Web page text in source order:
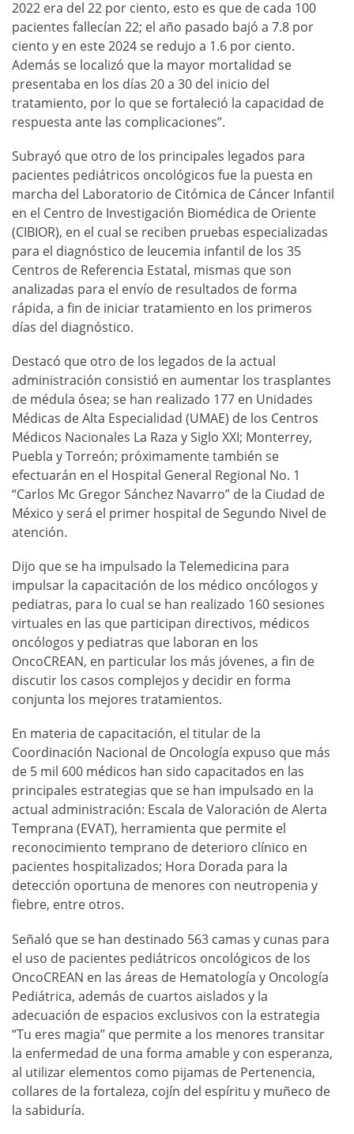
2022 era del 22 por ciento, esto es que de cada 100
pacientes fallecían 22; el año pasado bajó a 7.8 por
ciento y en este 2024 se redujo a 1.6 por ciento.
Además se localizó que la mayor mortalidad se
presentaba en los días 20 a 30 del inicio del
tratamiento, por lo que se fortaleció la capacidad de
respuesta ante las complicaciones”.
Subrayó que otro de los principales legados para
pacientes pediátricos oncológicos fue la puesta en
marcha del Laboratorio de Citómica de Cáncer Infantil
en el Centro de Investigación Biomédica de Oriente
(CIBIOR), en el cual se reciben pruebas especializadas
para el diagnóstico de leucemia infantil de los 35
Centros de Referencia Estatal, mismas que son
analizadas para el envío de resultados de forma
rápida, a fin de iniciar tratamiento en los primeros
días del diagnóstico.
Destacó que otro de los legados de la actual
administración consistió en aumentar los trasplantes
de médula ósea; se han realizado 177 en Unidades
Médicas de Alta Especialidad (UMAE) de los Centros
Médicos Nacionales La Raza y Siglo XXI; Monterrey,
Puebla y Torreón; próximamente también se
efectuarán en el Hospital General Regional No. 1
“Carlos Mc Gregor Sánchez Navarro” de la Ciudad de
México y será el primer hospital de Segundo Nivel de
atención.
Dijo que se ha impulsado la Telemedicina para
impulsar la capacitación de los médico oncólogos y
pediatras, para lo cual se han realizado 160 sesiones
virtuales en las que participan directivos, médicos
oncólogos y pediatras que laboran en los
OncoCREAN, en particular los más jóvenes, a fin de
discutir los casos complejos y decidir en forma
conjunta los mejores tratamientos.
En materia de capacitación, el titular de la
Coordinación Nacional de Oncología expuso que más
de 5 mil 600 médicos han sido capacitados en las
principales estrategias que se han impulsado en la
actual administración: Escala de Valoración de Alerta
Temprana (EVAT), herramienta que permite el
reconocimiento temprano de deterioro clínico en
pacientes hospitalizados; Hora Dorada para la
detección oportuna de menores con neutropenia y
fiebre, entre otros.
Señaló que se han destinado 563 camas y cunas para
el uso de pacientes pediátricos oncológicos de los
OncoCREAN en las áreas de Hematología y Oncología
Pediátrica, además de cuartos aislados y la
adecuación de espacios exclusivos con la estrategia
“Tu eres magia” que permite a los menores transitar
la enfermedad de una forma amable y con esperanza,
al utilizar elementos como pijamas de Pertenencia,
collares de la fortaleza, cojín del espíritu y muñeco de
la sabiduría.